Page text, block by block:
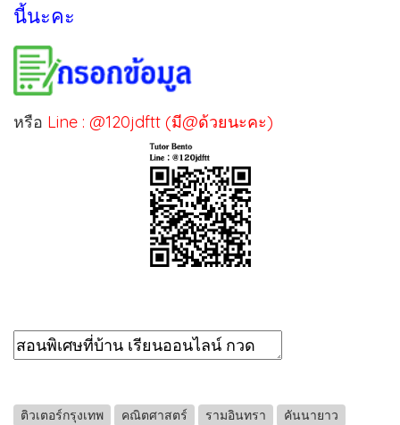
นี้นะคะ
หรือ Line : @120jdftt (มี@ด้วยนะคะ)
ติวเตอร์กรุงเทพ คณิตศาสตร์ รามอินทรา คันนายาว